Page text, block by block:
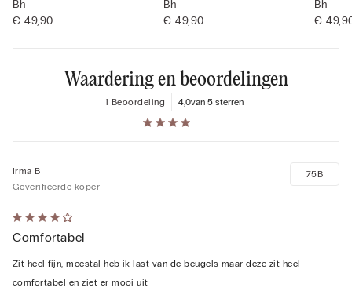
Bh
€ 49,90
Bh
€ 49,90
Bh
€
Waardering en beoordelingen
4,0van 5 sterren
1 Beoordeling
4
op
5
beoordeeld
Irma B
Geverifieerde koper
Comfortabel
Zit heel fijn, meestal heb ik last van de beugels maar deze zit heel
comfortabel en ziet er mooi uit
75B